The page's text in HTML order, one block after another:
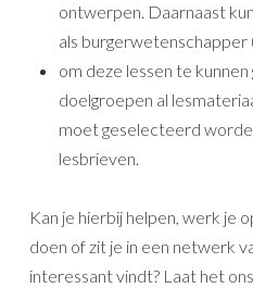
ontwerpen. Daarnaast
als burgerwetenschapper
om deze lessen te
doelgroepen al
moet geselecteerd
lesbrieven.
Kan je hierbij helpen, werk je
doen of zit je in een netwerk
interessant vindt? Laat het